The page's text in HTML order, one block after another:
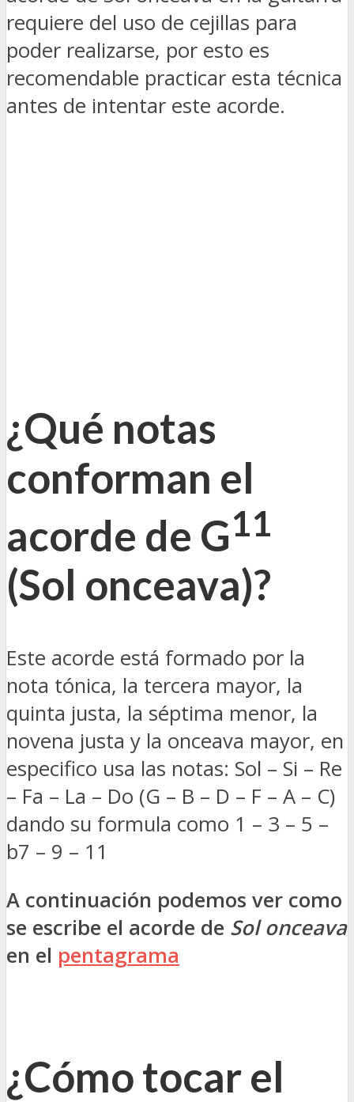
requiere del uso de cejillas para
poder realizarse, por esto es
recomendable practicar esta técnica
antes de intentar este acorde.
¿Qué notas
conforman el
acorde de G11
(Sol onceava)?
Este acorde está formado por la
nota tónica, la tercera mayor, la
quinta justa, la séptima menor, la
novena justa y la onceava mayor, en
especifico usa las notas: Sol – Si – Re
– Fa – La – Do (G – B – D – F – A – C)
dando su formula como 1 – 3 – 5 –
b7 – 9 – 11
A continuación podemos ver como
se escribe el acorde de Sol onceava
en el pentagrama
¿Cómo tocar el